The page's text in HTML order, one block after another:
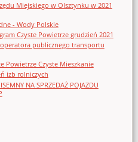
Miejskiego w Olsztynku w 2021
- Wody Polskie
Czyste Powietrze grudzień 2021
publicznego transportu
Powietrze Czyste Mieszkanie
izb rolniczych
NA SPRZEDAŻ POJAZDU